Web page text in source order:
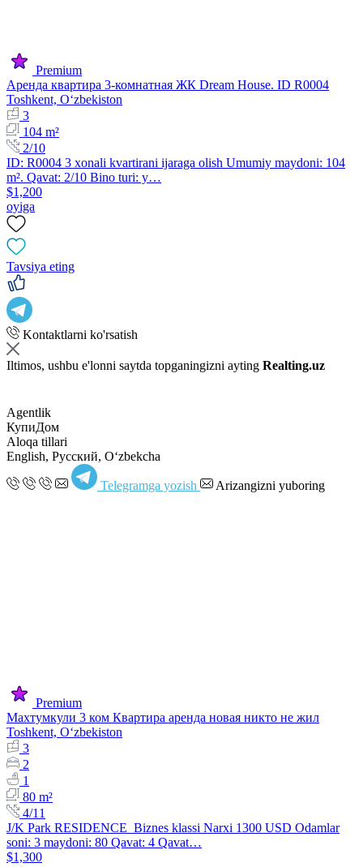
Premium
Аренда квартира 3-комнатная ЖК Dream House. ID R0004
Toshkent, Oʻzbekiston
3
104 m²
2/10
ID: R0004 3 xonali kvartirani ijaraga olish Umumiy maydoni: 104
m². Qavat: 2/10 Bino turi: y…
$1,200
oyiga
Tavsiya eting
Kontaktlarni ko'rsatish
Iltimos, ushbu e'lonni saytda topganingizni ayting Realting.uz
Agentlik
КупиДом
Aloqa tillari
English, Русский, Oʻzbekcha
Telegramga yozish Arizangizni yuboring
Premium
Махтумкули 3 ком Квартира аренда новая никто не жил
Toshkent, Oʻzbekiston
3
2
1
80 m²
4/11
J/K Park RESIDENCE Biznes klassi Narxi 1300 USD Odamlar
soni: 3 maydoni: 80 Qavat: 4 Qavat…
$1,300